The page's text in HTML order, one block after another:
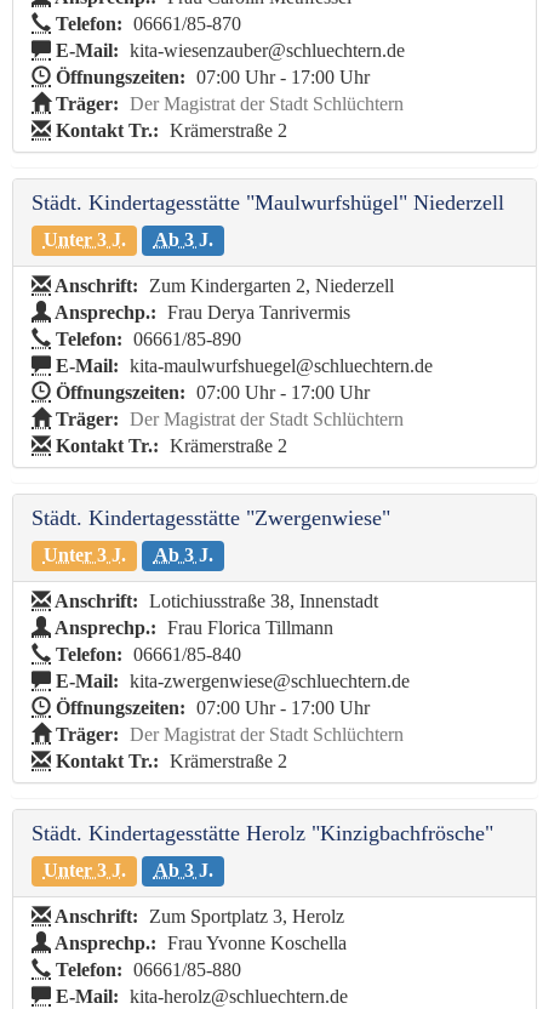
Telefon: 06661/85-870
E-Mail: kita-wiesenzauber@schluechtern.de
Öffnungszeiten: 07:00 Uhr - 17:00 Uhr
Träger: Der Magistrat der Stadt Schlüchtern
Kontakt Tr.: Krämerstraße 2
Städt. Kindertagesstätte "Maulwurfshügel" Niederzell
Unter 3 J. Ab 3 J.
Anschrift: Zum Kindergarten 2, Niederzell
Ansprechp.: Frau Derya Tanrivermis
Telefon: 06661/85-890
E-Mail: kita-maulwurfshuegel@schluechtern.de
Öffnungszeiten: 07:00 Uhr - 17:00 Uhr
Träger: Der Magistrat der Stadt Schlüchtern
Kontakt Tr.: Krämerstraße 2
Städt. Kindertagesstätte "Zwergenwiese"
Unter 3 J. Ab 3 J.
Anschrift: Lotichiusstraße 38, Innenstadt
Ansprechp.: Frau Florica Tillmann
Telefon: 06661/85-840
E-Mail: kita-zwergenwiese@schluechtern.de
Öffnungszeiten: 07:00 Uhr - 17:00 Uhr
Träger: Der Magistrat der Stadt Schlüchtern
Kontakt Tr.: Krämerstraße 2
Städt. Kindertagesstätte Herolz "Kinzigbachfrösche"
Unter 3 J. Ab 3 J.
Anschrift: Zum Sportplatz 3, Herolz
Ansprechp.: Frau Yvonne Koschella
Telefon: 06661/85-880
E-Mail: kita-herolz@schluechtern.de